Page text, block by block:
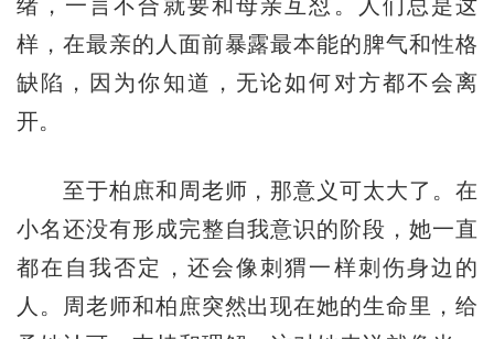
绪，一言不合就要和母亲互怼。人们总是这
样，在最亲的人面前暴露最本能的脾气和性格
缺陷，因为你知道，无论如何对方都不会离
开。
至于柏庶和周老师，那意义可太大了。在
小名还没有形成完整自我意识的阶段，她一直
都在自我否定，还会像刺猬一样刺伤身边的
人。周老师和柏庶突然出现在她的生命里，给